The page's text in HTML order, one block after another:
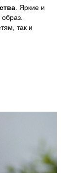
. Яркие и
так и